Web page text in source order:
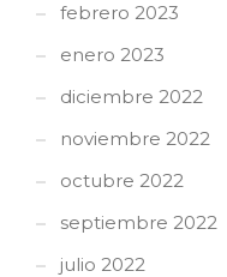
febrero 2023
enero 2023
diciembre 2022
noviembre 2022
octubre 2022
septiembre 2022
julio 2022